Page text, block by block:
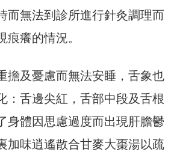
而無法到診所進行針灸調理而
癢的情況。
擔及憂慮而無法安睡，舌象也
：舌邊尖紅，舌部中段及舌根
身體因思慮過度而出現肝膽鬱
加味逍遙散合甘麥大棗湯以疏